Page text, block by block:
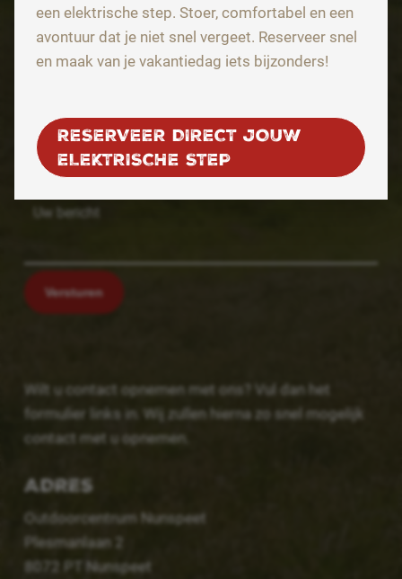
Telefoonnummer
Uw bericht
Versturen
Wilt u contact opnemen met ons? Vul dan het
formulier links in. Wij zullen hierna zo snel mogelijk
contact met u opnemen.
ADRES
Outdoorcentrum Nunspeet
Plesmanlaan 2
8072 PT Nunspeet
een elektrische step. Stoer, comfortabel en een
avontuur dat je niet snel vergeet. Reserveer snel
en maak van je vakantiedag iets bijzonders!
RESERVEER DIRECT JOUW
ELEKTRISCHE STEP